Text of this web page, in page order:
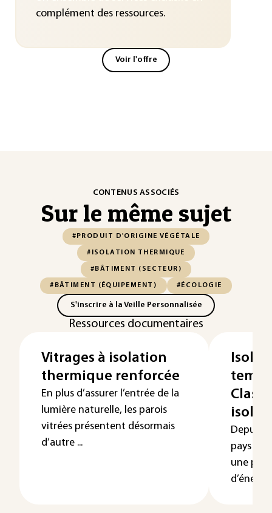
complément des ressources.
Voir l'offre
CONTENUS ASSOCIÉS
Sur le même sujet
#PRODUIT D'ORIGINE VÉGÉTALE
#ISOLATION THERMIQUE
#BÂTIMENT (SECTEUR)
#BÂTIMENT (ÉQUIPEMENT) #ÉCOLOGIE
S'inscrire à la Veille Personnalisée
Ressources documentaires
Vitrages à isolation
thermique renforcée
En plus d’assurer l’entrée de la
lumière naturelle, les parois
vitrées présentent désormais
d’autre ...
Depuis
pays
une